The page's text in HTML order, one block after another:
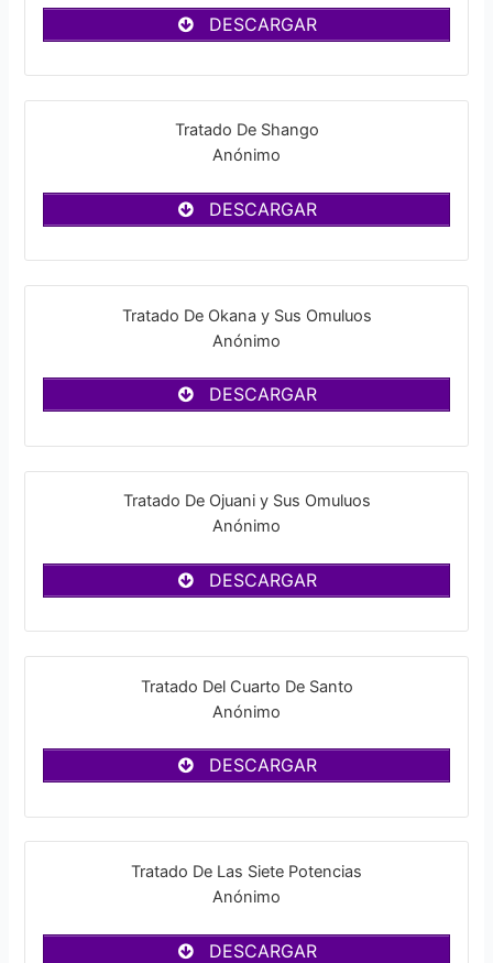
DESCARGAR
Tratado De Shango
Anónimo
DESCARGAR
Tratado De Okana y Sus Omuluos
Anónimo
DESCARGAR
Tratado De Ojuani y Sus Omuluos
Anónimo
DESCARGAR
Tratado Del Cuarto De Santo
Anónimo
DESCARGAR
Tratado De Las Siete Potencias
Anónimo
DESCARGAR